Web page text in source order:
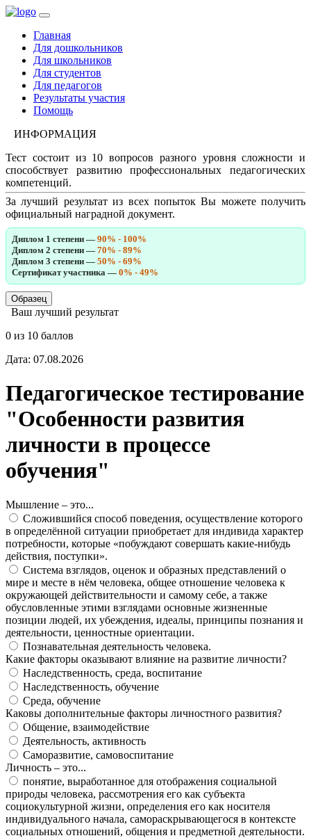
Главная
Для дошкольников
Для школьников
Для студентов
Для педагогов
Результаты участия
Помощь
ИНФОРМАЦИЯ
Тест состоит из 10 вопросов разного уровня сложности и
способствует развитию профессиональных педагогических
компетенций.
За лучший результат из всех попыток Вы можете получить
официальный наградной документ.
Диплом 1 степени — 90% - 100%
Диплом 2 степени — 70% - 89%
Диплом 3 степени — 50% - 69%
Сертификат участника — 0% - 49%
Образец
Ваш лучший результат
0 из 10 баллов
Дата: 07.08.2026
Педагогическое тестирование
"Особенности развития
личности в процессе
обучения"
Мышление – это...
Сложившийся способ поведения, осуществление которого
в определённой ситуации приобретает для индивида характер
потребности, которые «побуждают совершать какие-нибудь
действия, поступки».
Система взглядов, оценок и образных представлений о
мире и месте в нём человека, общее отношение человека к
окружающей действительности и самому себе, а также
обусловленные этими взглядами основные жизненные
позиции людей, их убеждения, идеалы, принципы познания и
деятельности, ценностные ориентации.
Познавательная деятельность человека.
Какие факторы оказывают влияние на развитие личности?
Наследственность, среда, воспитание
Наследственность, обучение
Среда, обучение
Каковы дополнительные факторы личностного развития?
Общение, взаимодействие
Деятельность, активность
Саморазвитие, самовоспитание
Личность – это...
понятие, выработанное для отображения социальной
природы человека, рассмотрения его как субъекта
социокультурной жизни, определения его как носителя
индивидуального начала, самораскрывающегося в контексте
социальных отношений, общения и предметной деятельности.